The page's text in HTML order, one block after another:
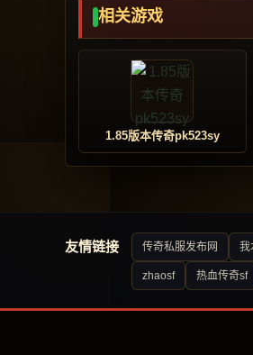
相关游戏
1.85版本传奇pk523sy
友情链接 传奇私服发布网 我
zhaosf 热血传奇sf